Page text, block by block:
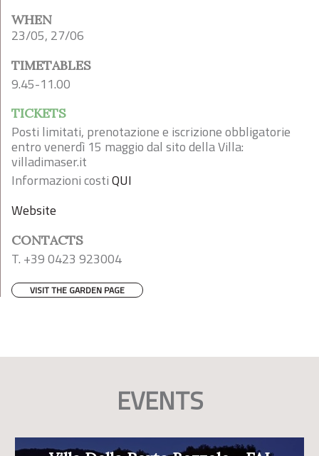
WHEN
23/05, 27/06
TIMETABLES
9.45-11.00
TICKETS
Posti limitati, prenotazione e iscrizione obbligatorie
entro venerdì 15 maggio dal sito della Villa:
villadimaser.it
Informazioni costiQUI
Website
CONTACTS
T. +39 0423 923004
VISIT THE GARDEN PAGE
EVENTS